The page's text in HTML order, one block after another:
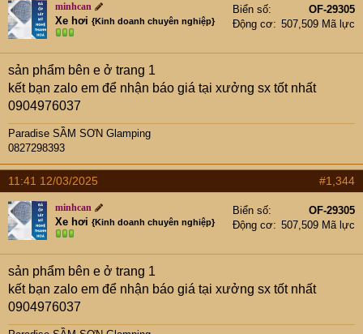
minhcan
Xe hơi {Kinh doanh chuyên nghiệp}
Biển số
OF-29305
Động cơ
507,509 Mã lực
sản phẩm bên e ở trang 1
kết bạn zalo em để nhận báo giá tại xưởng sx tốt nhất
0904976037
Paradise SẦM SƠN Glamping
0827298393
11:41 12/03/2025 #1,344
minhcan
Xe hơi {Kinh doanh chuyên nghiệp}
Biển số
OF-29305
Động cơ
507,509 Mã lực
sản phẩm bên e ở trang 1
kết bạn zalo em để nhận báo giá tại xưởng sx tốt nhất
0904976037